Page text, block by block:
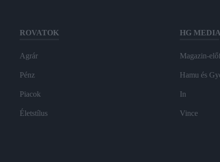
ROVATOK
Agrár
Pénz
Piacok
Életstílus
HG MEDIA
Magazin-
Hamu és
In
Vince